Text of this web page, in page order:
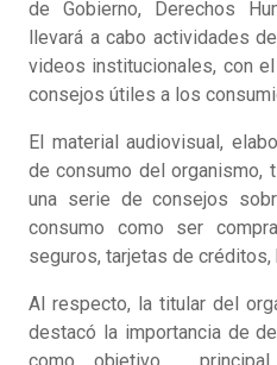
de Gobierno, Derechos
llevará a cabo actividades
videos institucionales, con
consejos útiles a los
El material audiovisual,
de consumo del organismo,
una serie de consejos
consumo como ser
seguros, tarjetas de créditos,
Al respecto, la titular del
destacó la importancia de